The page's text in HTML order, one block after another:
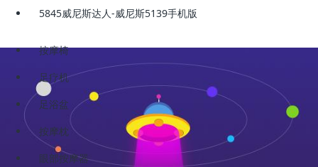
5845威尼斯达人-威尼斯5139手机版
按摩椅
足疗机
足浴盆
按摩枕
眼部按摩器